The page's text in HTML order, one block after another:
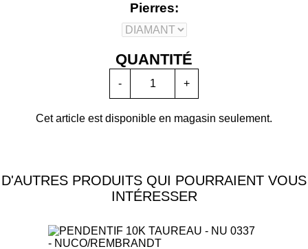
Pierres:
QUANTITÉ
- +
Cet article est disponible en magasin seulement.
D'AUTRES PRODUITS QUI POURRAIENT VOUS
INTÉRESSER